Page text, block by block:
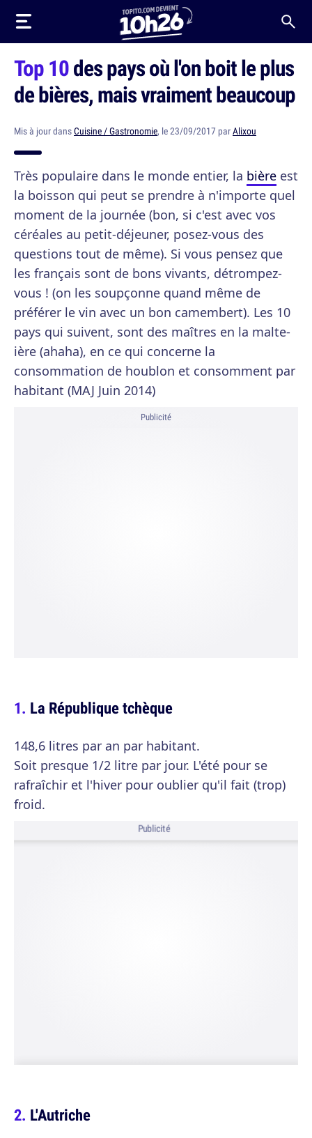
Top 10des pays où l'on boit le plus
de bières, mais vraiment beaucoup
Mis à jour dansCuisine / Gastronomie, le 23/09/2017 parAlixou
Très populaire dans le monde entier, la bière est
la boisson qui peut se prendre à n'importe quel
moment de la journée (bon, si c'est avec vos
céréales au petit-déjeuner, posez-vous des
questions tout de même). Si vous pensez que
les français sont de bons vivants, détrompez-
vous ! (on les soupçonne quand même de
préférer le vin avec un bon camembert). Les 10
pays qui suivent, sont des maîtres en la malte-
ière (ahaha), en ce qui concerne la
consommation de houblon et consomment par
habitant (MAJ Juin 2014)
Publicité
La République tchèque
148,6 litres par an par habitant.
Soit presque 1/2 litre par jour. L'été pour se
rafraîchir et l'hiver pour oublier qu'il fait (trop)
froid.
Publicité
L'Autriche